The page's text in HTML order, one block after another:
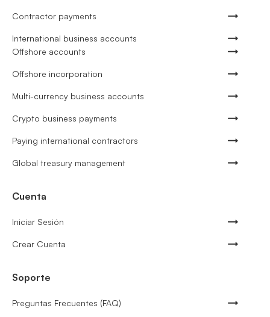
Contractor payments
International business accounts
Offshore accounts
Offshore incorporation
Multi-currency business accounts
Crypto business payments
Paying international contractors
Global treasury management
Cuenta
Iniciar Sesión
Crear Cuenta
Soporte
Preguntas Frecuentes (FAQ)